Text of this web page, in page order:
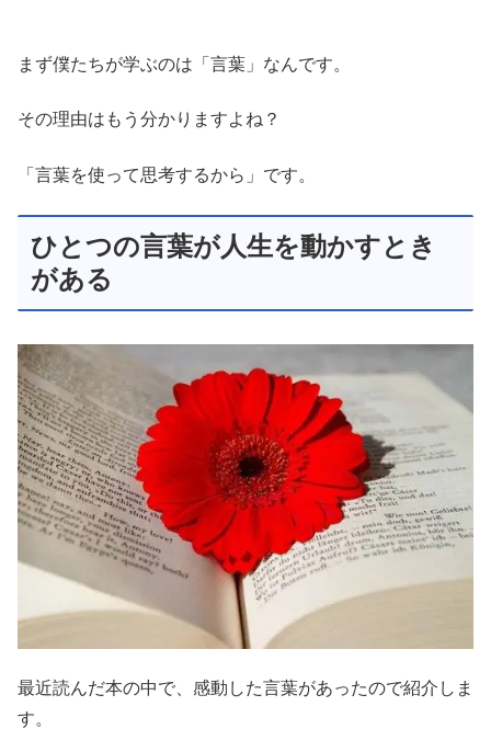
まず僕たちが学ぶのは「言葉」なんです。
その理由はもう分かりますよね？
「言葉を使って思考するから」です。
ひとつの言葉が人生を動かすとき
がある
最近読んだ本の中で、感動した言葉があったので紹介しま
す。